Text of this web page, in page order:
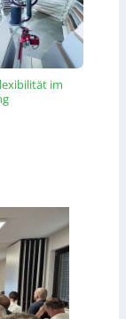
im